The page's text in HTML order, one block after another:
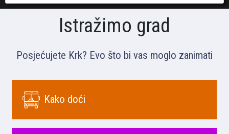
Istražimo grad
Posjećujete Krk? Evo što bi vas moglo zanimati
Kako doći